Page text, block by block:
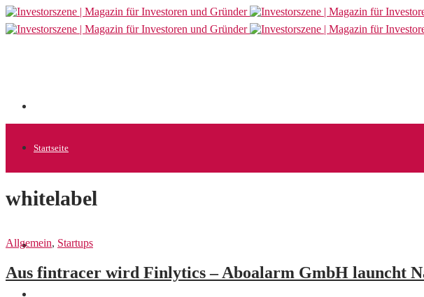
Startseite
Allgemein
Startups
whitelabel
Allgemein, Startups
Aus fintracer wird Finlytics – Aboalarm GmbH launcht